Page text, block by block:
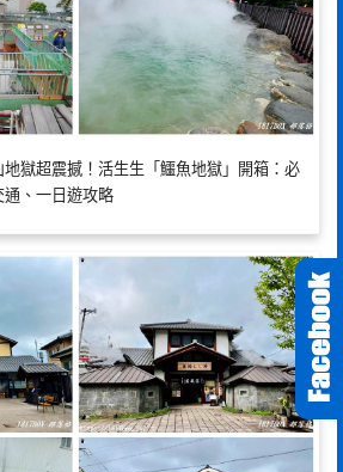
地獄超震撼！活生生「鱷魚地獄」開箱：必
、一日遊攻略